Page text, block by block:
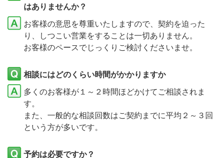
はありませんか？
お客様の意思を尊重いたしますので、契約を迫った
り、しつこい営業をすることは一切ありません。
お客様のペースでじっくりご検討くださいませ。
相談にはどのくらい時間がかかりますか
多くのお客様が１～２時間ほどかけてご相談されま
す。
また、一般的な相談回数はご契約までに平均２～３回
という方が多いです。
予約は必要ですか？